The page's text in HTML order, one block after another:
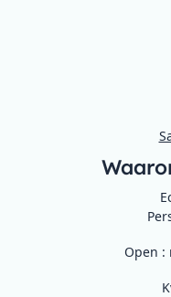
Open :